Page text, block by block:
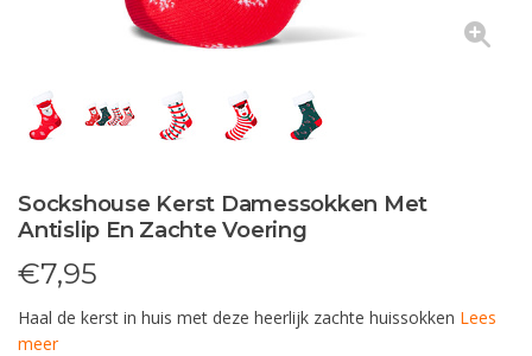
Sockshouse Kerst Damessokken Met
Antislip En Zachte Voering
€7,95
Haal de kerst in huis met deze heerlijk zachte huissokken Lees
meer